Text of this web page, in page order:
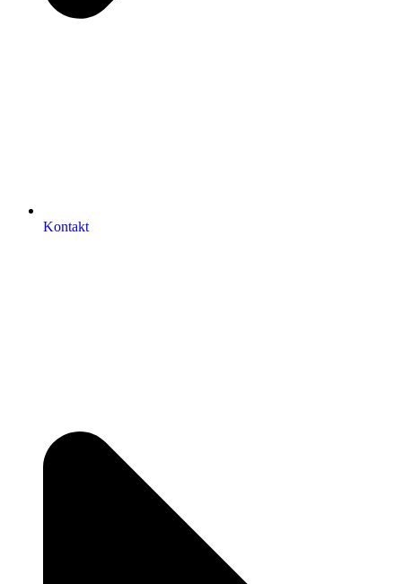
Kontakt